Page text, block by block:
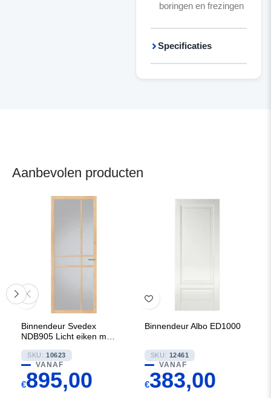
boringen en frezingen
Specificaties
Aanbevolen producten
Binnendeur Svedex
NDB905 Licht eiken met
SKU: 10623
VANAF
€895,00
Binnendeur Albo ED1000
SKU: 12461
VANAF
€383,00